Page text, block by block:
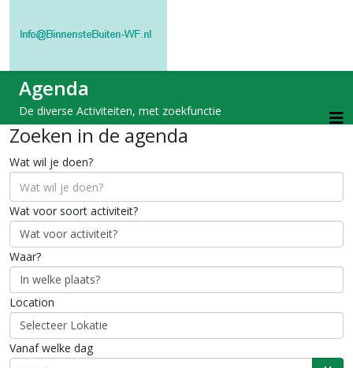
Agenda
De diverse Activiteiten, met zoekfunctie
Zoeken in de agenda
Wat wil je doen?
Wat voor soort activiteit?
Waar?
Location
Vanaf welke dag